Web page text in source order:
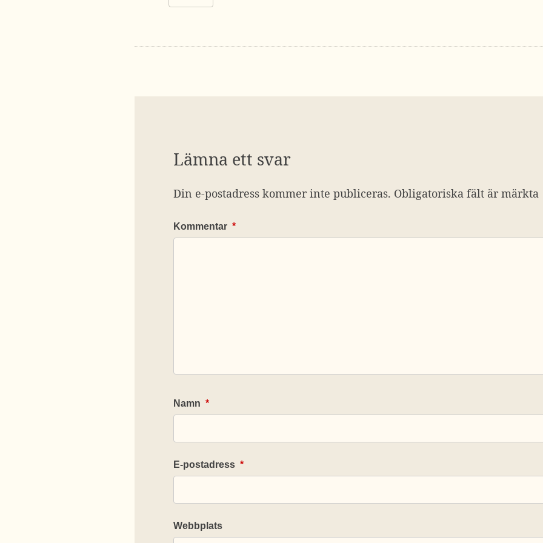
Lämna ett svar
Din e-postadress kommer inte publiceras. Obligatoriska fält är märkta
Kommentar *
Namn *
E-postadress *
Webbplats